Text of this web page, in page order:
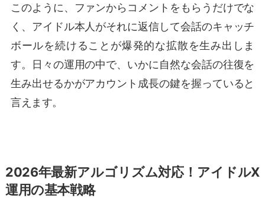
このように、ファンからコメントをもらうだけでな
く、アイドル本人がそれに返信して会話のキャッチ
ボールを続けることが爆発的な拡散を生み出しま
す。日々の運用の中で、いかに自然な会話の往復を
生み出せるかがアカウント成長の鍵を握っていると
言えます。
2026年最新アルゴリズム対応！アイドルX
運用の基本戦略